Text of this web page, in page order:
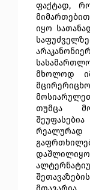
ფაქტად,
იყო
მხოლოდ
თუმცა